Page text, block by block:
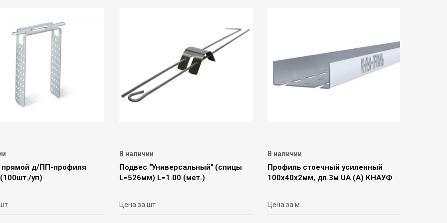
прямой д/ПП-профиля
уп)
В наличии
Подвес "Универсальный" (спицы
L=526мм) L=1.00 (мет.)
Цена за шт
В наличии
Профиль стоечный усиленный
100х40х2мм, дл.3м UA (A) КНАУФ
Цена за м